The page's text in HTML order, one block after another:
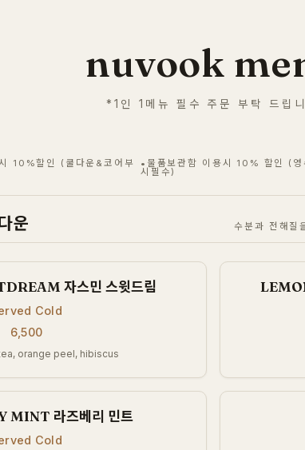
nuvook
*1인 1메뉴 필수 주문 부탁 드립
10%할인 (쿨다운&코어부 •물품보관함 이용시 10% 할인 (영
시필수)
운 수분과 전해질
자스민 스윗드림
Cold
6,500
orange peel, hibiscus
MINT 라즈베리 민트
Cold